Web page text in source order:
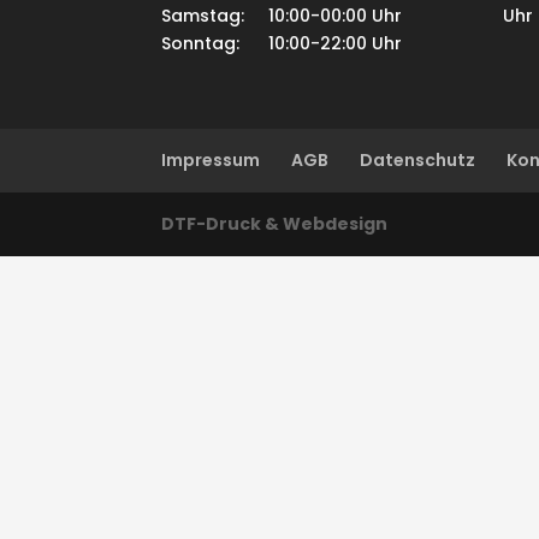
Samstag: 10:00-00:00 Uhr
Sonntag: 10:00-22:00 Uhr
Uhr
Impressum AGB Datenschutz
DTF-Druck & Webdesign